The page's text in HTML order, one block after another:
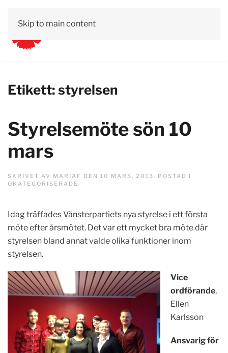
Skip to main content
Etikett:styrelsen
Styrelsemöte sön 10
mars
SKRIVET AV MARIAF DEN 10 MARS, 2013. POSTAD I
OKATEGORISERADE.
Idag träffades Vänsterpartiets nya styrelse i ett första
möte efter årsmötet. Det var ett mycket bra möte där
styrelsen bland annat valde olika funktioner inom
styrelsen.
Vice
ordförande,
Ellen
Karlsson
Ansvarig för